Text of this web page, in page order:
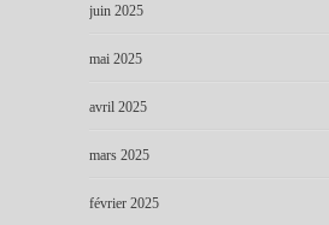
juin 2025
mai 2025
avril 2025
mars 2025
février 2025